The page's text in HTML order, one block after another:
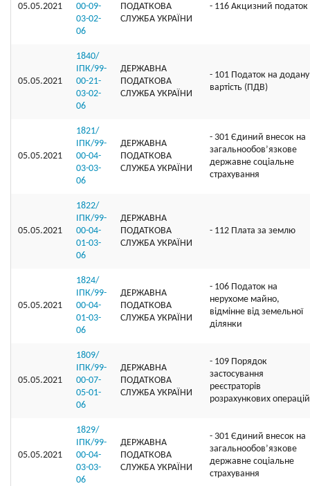
05.05.2021
00-09-
03-02-
06
ПОДАТКОВА
СЛУЖБА УКРАЇНИ
- 116 Акцизний податок
05.05.2021
1840/
ІПК/99-
00-21-
03-02-
06
ДЕРЖАВНА
ПОДАТКОВА
СЛУЖБА УКРАЇНИ
- 101 Податок на додану
вартість (ПДВ)
05.05.2021
1821/
ІПК/99-
00-04-
03-03-
06
ДЕРЖАВНА
ПОДАТКОВА
СЛУЖБА УКРАЇНИ
- 301 Єдиний внесок на
загальнообов’язкове
державне соціальне
страхування
05.05.2021
1822/
ІПК/99-
00-04-
01-03-
06
ДЕРЖАВНА
ПОДАТКОВА
СЛУЖБА УКРАЇНИ
- 112 Плата за землю
05.05.2021
1824/
ІПК/99-
00-04-
01-03-
06
ДЕРЖАВНА
ПОДАТКОВА
СЛУЖБА УКРАЇНИ
- 106 Податок на
нерухоме майно,
відмінне від земельної
ділянки
05.05.2021
1809/
ІПК/99-
00-07-
05-01-
06
ДЕРЖАВНА
ПОДАТКОВА
СЛУЖБА УКРАЇНИ
- 109 Порядок
застосування
реєстраторів
розрахункових операцій
05.05.2021
1829/
ІПК/99-
00-04-
03-03-
06
ДЕРЖАВНА
ПОДАТКОВА
СЛУЖБА УКРАЇНИ
- 301 Єдиний внесок на
загальнообов’язкове
державне соціальне
страхування